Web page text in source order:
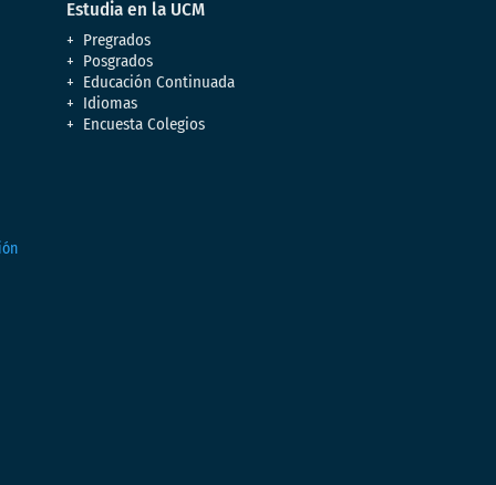
Estudia en la UCM
Pregrados
Posgrados
Educación Continuada
Idiomas
Encuesta Colegios